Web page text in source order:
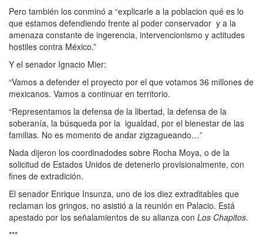
Pero también los conminó a “explicarle a la poblacion qué es lo
que estamos defendiendo frente al poder conservador y a la
amenaza constante de ingerencia, intervencionismo y actitudes
hostiles contra México.”
Y el senador Ignacio Mier:
“Vamos a defender el proyecto por el que votamos 36 millones de
mexicanos. Vamos a continuar en territorio.
“Representamos la defensa de la libertad, la defensa de la
soberanía, la búsqueda por la igualdad, por el bienestar de las
familias. No es momento de andar zigzagueando…”
Nada dijeron los coordinadodes sobre Rocha Moya, o de la
solicitud de Estados Unidos de detenerlo provisionalmente, con
fines de extradición.
El senador Enrique Insunza, uno de los diez extraditables que
reclaman los gringos, no asistió a la reunión en Palacio. Está
apestado por los señalamientos de su alianza con Los Chapitos.
***